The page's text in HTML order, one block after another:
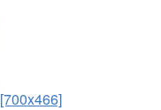
[700x466]